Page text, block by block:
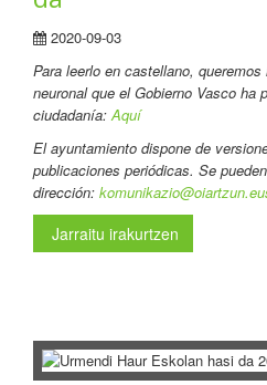
2020-09-03
Para leerlo en castellano, queremos
neuronal que el Gobierno Vasco ha
ciudadanía:Aquí
El ayuntamiento dispone de
publicaciones periódicas. Se
dirección:
Jarraitu irakurtzen